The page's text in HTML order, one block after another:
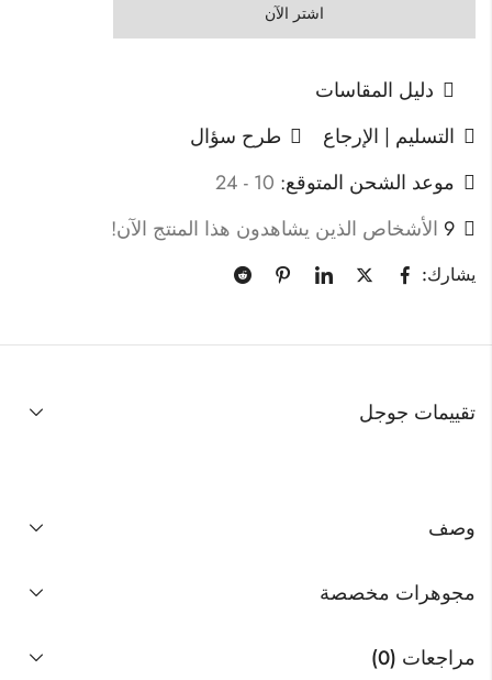
اشتر الآن
دليل المقاسات
التسليم | الإرجاع
طرح سؤال
موعد الشحن المتوقع: 10 - 24
9 الأشخاص الذين يشاهدون هذا المنتج الآن!
يشارك:
تقييمات جوجل
وصف
مجوهرات مخصصة
مراجعات (0)